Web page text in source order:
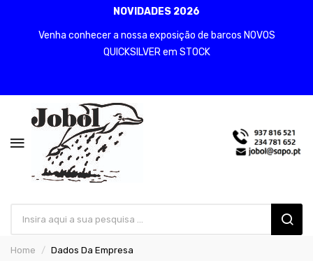
NOVIDADES 2026
Venha conhecer a nossa exposição de barcos NOVOS
QUICKSILVER em STOCK
Home Dados Da Empresa